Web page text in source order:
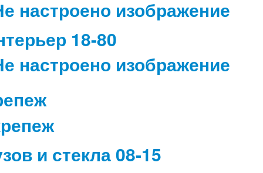
18-80
и стекла 08-15